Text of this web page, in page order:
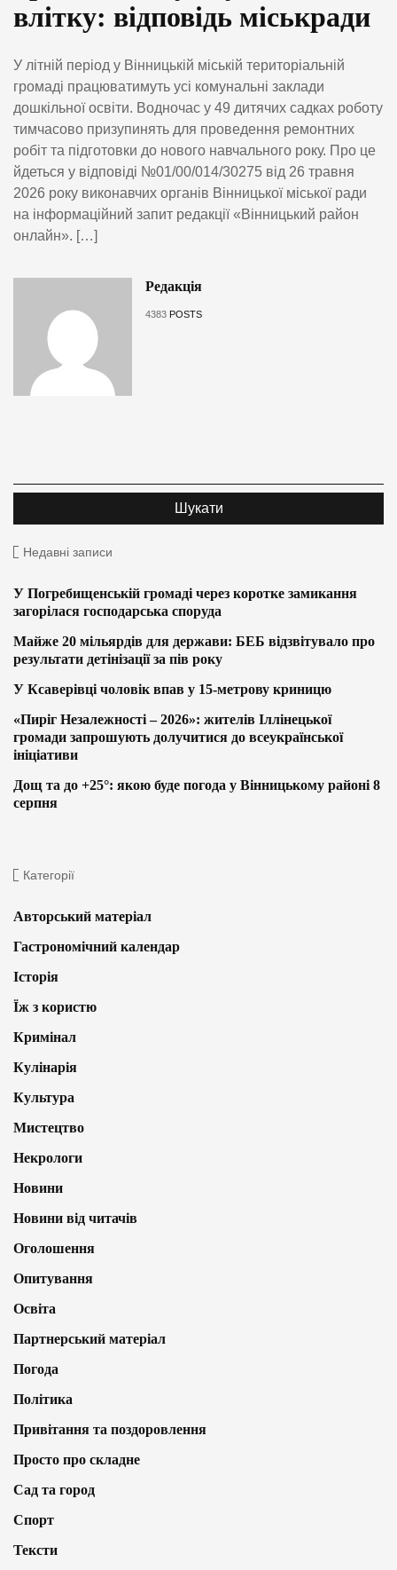
влітку: відповідь міськради
У літній період у Вінницькій міській територіальній
громаді працюватимуть усі комунальні заклади
дошкільної освіти. Водночас у 49 дитячих садках роботу
тимчасово призупинять для проведення ремонтних
робіт та підготовки до нового навчального року. Про це
йдеться у відповіді №01/00/014/30275 від 26 травня
2026 року виконавчих органів Вінницької міської ради
на інформаційний запит редакції «Вінницький район
онлайн». […]
Редакція
4383 POSTS
Недавні записи
У Погребищенській громаді через коротке замикання
загорілася господарська споруда
Майже 20 мільярдів для держави: БЕБ відзвітувало про
результати детінізації за пів року
У Ксаверівці чоловік впав у 15-метрову криницю
«Пиріг Незалежності – 2026»: жителів Іллінецької
громади запрошують долучитися до всеукраїнської
ініціативи
Дощ та до +25°: якою буде погода у Вінницькому районі 8
серпня
Категорії
Авторський матеріал
Гастрономічний календар
Історія
Їж з користю
Кримінал
Кулінарія
Культура
Мистецтво
Некрологи
Новини
Новини від читачів
Оголошення
Опитування
Освіта
Партнерський матеріал
Погода
Політика
Привітання та поздоровлення
Просто про складне
Сад та город
Спорт
Тексти